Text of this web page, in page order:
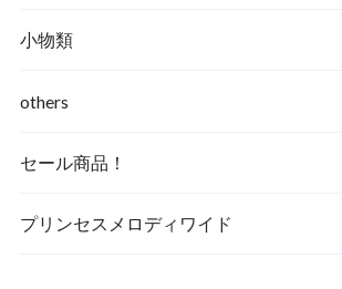
小物類
others
セール商品！
プリンセスメロディワイド